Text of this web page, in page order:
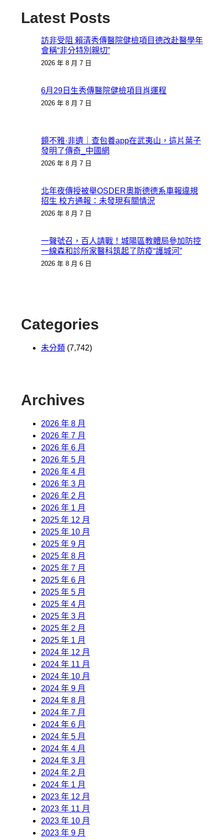
Latest Posts
訪非受阻 賴清秀傳醫院健檢項目德改赴醫學年
會稱“非分特別親切”
2026 年 8 月 7 日
6月29日生秀傳醫院健檢項目肖運程
2026 年 8 月 7 日
鏡不雅·非遺｜查包養app在武夷山，這片葉子
發明了傳奇_中國網
2026 年 8 月 7 日
北年夜傳授被舉OSDER奧斯德德系車報違規
招生 校方通報：未發現有關情況
2026 年 8 月 7 日
一聲號召，百人請戰！城陽區教體局參加防控
一線森和診所家醫科筑起了防疫“護城河”
2026 年 8 月 6 日
Categories
未分類 (7,742)
Archives
2026 年 8 月
2026 年 7 月
2026 年 6 月
2026 年 5 月
2026 年 4 月
2026 年 3 月
2026 年 2 月
2026 年 1 月
2025 年 12 月
2025 年 10 月
2025 年 9 月
2025 年 8 月
2025 年 7 月
2025 年 6 月
2025 年 5 月
2025 年 4 月
2025 年 3 月
2025 年 2 月
2025 年 1 月
2024 年 12 月
2024 年 11 月
2024 年 10 月
2024 年 9 月
2024 年 8 月
2024 年 7 月
2024 年 6 月
2024 年 5 月
2024 年 4 月
2024 年 3 月
2024 年 2 月
2024 年 1 月
2023 年 12 月
2023 年 11 月
2023 年 10 月
2023 年 9 月